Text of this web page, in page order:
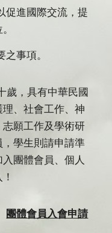
促進國際交流，提
之事項。
，具有中華民國
、社會工作、神
願工作及學術研
學生則請申請準
團體會員、個人
團體會員入會申請